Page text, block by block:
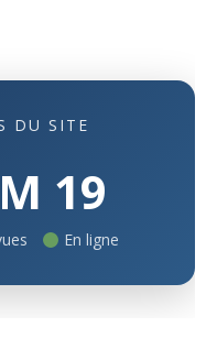
DU SITE
19
En ligne